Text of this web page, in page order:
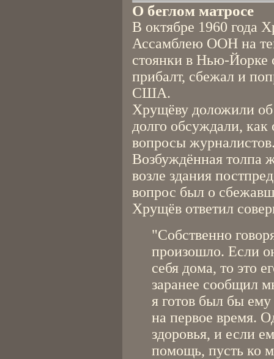
О беглом матросе
В октябре 1960 года
Ассамблею ООН на
стоянки в Нью-Йорке
прибалт, сбежал и
США.
Хрущёву доложили
долго обсуждали, как
вопросы
Возбуждённая толпа
возле здания
вопрос был о
Хрущёв ответил
"Собственно
произошло. Если
себя дома, то это
заранее сообщил
я готов был бы
на первое время.
здоровья, и если
помощь, пусть ко